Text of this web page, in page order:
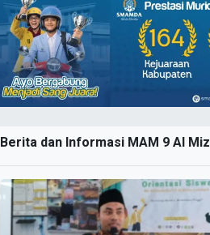
Berita dan Informasi MAM 9 Al